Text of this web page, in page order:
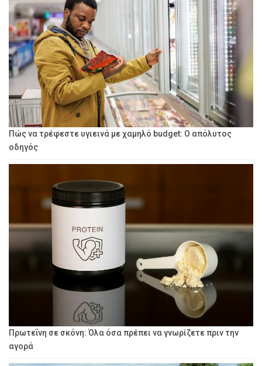
Πώς να τρέφεστε υγιεινά με χαμηλό budget: Ο απόλυτος
οδηγός
Πρωτεΐνη σε σκόνη: Όλα όσα πρέπει να γνωρίζετε πριν την
αγορά